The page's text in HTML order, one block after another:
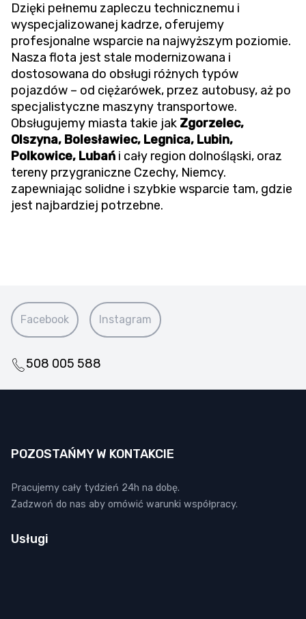
Dzięki pełnemu zapleczu technicznemu i
wyspecjalizowanej kadrze, oferujemy
profesjonalne wsparcie na najwyższym poziomie.
Nasza flota jest stale modernizowana i
dostosowana do obsługi różnych typów
pojazdów – od ciężarówek, przez autobusy, aż po
specjalistyczne maszyny transportowe.
Obsługujemy miasta takie jak Zgorzelec,
Olszyna, Bolesławiec, Legnica, Lubin,
Polkowice, Lubań i cały region dolnośląski, oraz
tereny przygraniczne Czechy, Niemcy.
zapewniając solidne i szybkie wsparcie tam, gdzie
jest najbardziej potrzebne.
Facebook Instagram
508 005 588
POZOSTAŃMY W KONTAKCIE
Pracujemy cały tydzień 24h na dobę.
Zadzwoń do nas aby omówić warunki współpracy.
Usługi